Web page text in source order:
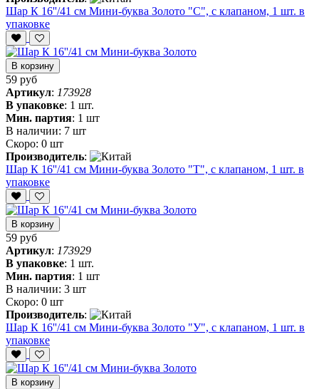
Шар К 16''/41 см Мини-буква Золото "С", с клапаном, 1 шт. в
упаковке
В корзину
59 руб
Артикул: 173928
В упаковке: 1 шт.
Мин. партия: 1 шт
В наличии: 7 шт
Скоро: 0 шт
Производитель:
Шар К 16''/41 см Мини-буква Золото "Т", с клапаном, 1 шт. в
упаковке
В корзину
59 руб
Артикул: 173929
В упаковке: 1 шт.
Мин. партия: 1 шт
В наличии: 3 шт
Скоро: 0 шт
Производитель:
Шар К 16''/41 см Мини-буква Золото "У", с клапаном, 1 шт. в
упаковке
В корзину